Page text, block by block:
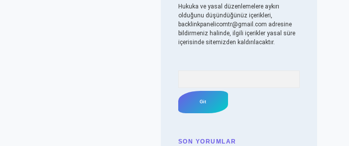
Hukuka ve yasal düzenlemelere aykırı
olduğunu düşündüğünüz içerikleri,
backlinkpanelicomtr@gmail.com adresine
bildirmeniz halinde, ilgili içerikler yasal süre
içerisinde sitemizden kaldırılacaktır.
SON YORUMLAR